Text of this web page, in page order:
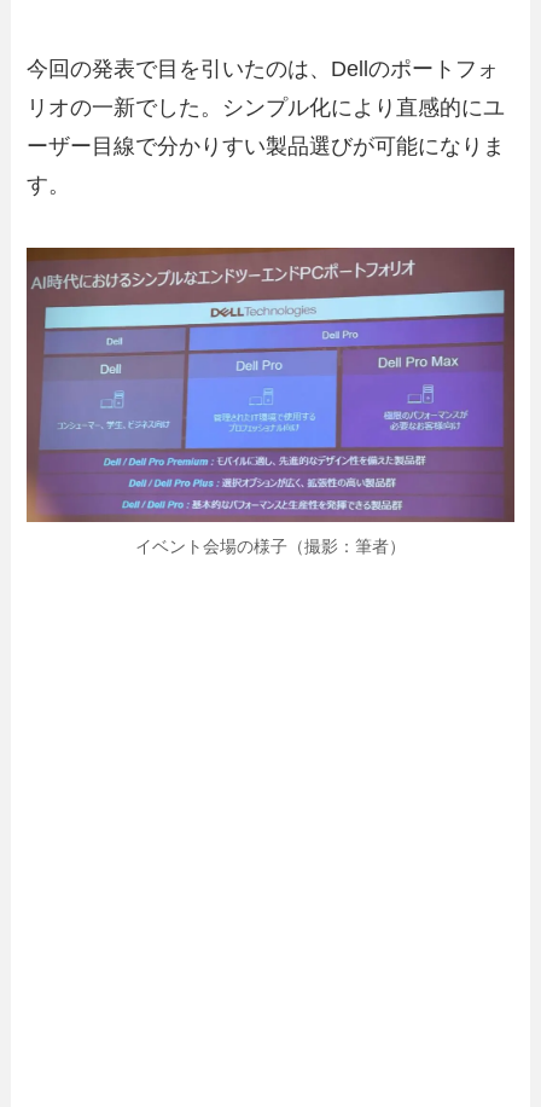
今回の発表で目を引いたのは、Dellのポートフォ
リオの一新でした。シンプル化により直感的にユ
ーザー目線で分かりすい製品選びが可能になりま
す。
イベント会場の様子（撮影：筆者）